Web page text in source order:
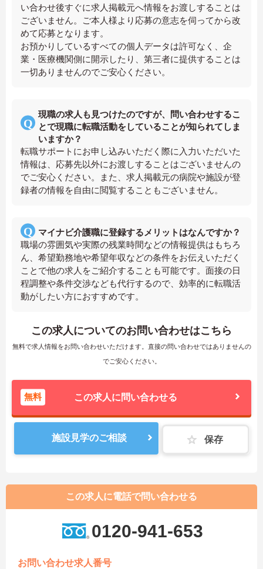
い合わせ後すぐに求人掲載元へ情報をお渡しすることは
ございません。ご本人様より応募の意志を伺ってから改
めて応募となります。
お預かりしているすべての個人データは許可なく、企
業・医療機関側に開示したり、第三者に提供することは
一切ありませんのでご安心ください。
現職の求人も見つけたのですが、問い合わせするこ
とで現職に転職活動をしていることが知られてしま
いますか？
転職サポートにお申し込みいただく際に入力いただいた
情報は、応募先以外にお渡しすることはございませんの
でご安心ください。また、求人掲載元の病院や施設が登
録者の情報を自由に閲覧することもございません。
マイナビ介護職に登録するメリットはなんですか？
職場の雰囲気や実際の残業時間などの情報提供はもちろ
ん、希望勤務地や希望年収などの条件をお伝えいただく
ことで他の求人をご紹介することも可能です。面接の日
程調整や条件交渉なども代行するので、効率的に転職活
動がしたい方におすすめです。
この求人についてのお問い合わせはこちら
無料で求人情報をお問い合わせいただけます。直接の問い合わせではありませんの
でご安心ください。
無料 この求人に問い合わせる
施設見学のご相談 保存
この求人に電話で問い合わせる
0120-941-653
お問い合わせ求人番号